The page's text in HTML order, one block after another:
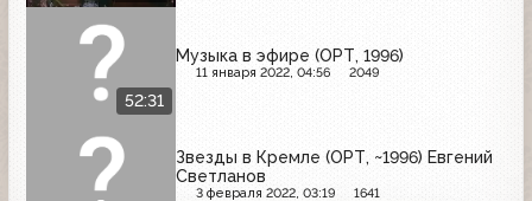
52:31
Музыка в эфире (ОРТ, 1996)
11 января 2022, 04:56 2049
Звезды в Кремле (ОРТ, ~1996) Евгений
Светланов
3 февраля 2022, 03:19 1641